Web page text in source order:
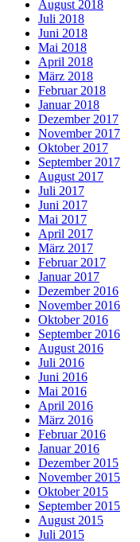
August 2018
Juli 2018
Juni 2018
Mai 2018
April 2018
März 2018
Februar 2018
Januar 2018
Dezember 2017
November 2017
Oktober 2017
September 2017
August 2017
Juli 2017
Juni 2017
Mai 2017
April 2017
März 2017
Februar 2017
Januar 2017
Dezember 2016
November 2016
Oktober 2016
September 2016
August 2016
Juli 2016
Juni 2016
Mai 2016
April 2016
März 2016
Februar 2016
Januar 2016
Dezember 2015
November 2015
Oktober 2015
September 2015
August 2015
Juli 2015